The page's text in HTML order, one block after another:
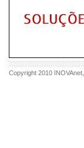
Copyright 2010 INOVAnet